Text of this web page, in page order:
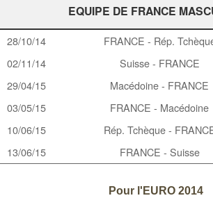
EQUIPE DE FRANCE
28/10/14 FRANCE - Rép.
02/11/14
Suisse - FRANCE
29/04/15 Macédoine - FRANCE
03/05/15 FRANCE - Macédoine
10/06/15
Rép. Tchèque -
13/06/15 FRANCE - Suisse
Pour l'EURO 2014